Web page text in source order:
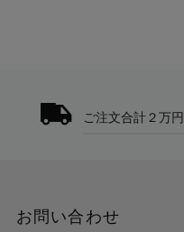
ご注文合計２万円
お問い合わせ